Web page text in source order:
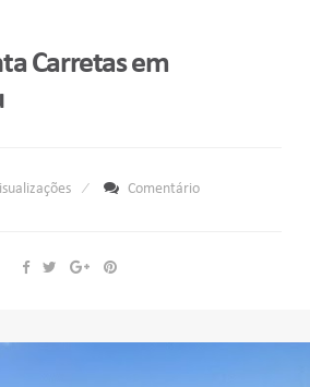
Carretas em
Comentário